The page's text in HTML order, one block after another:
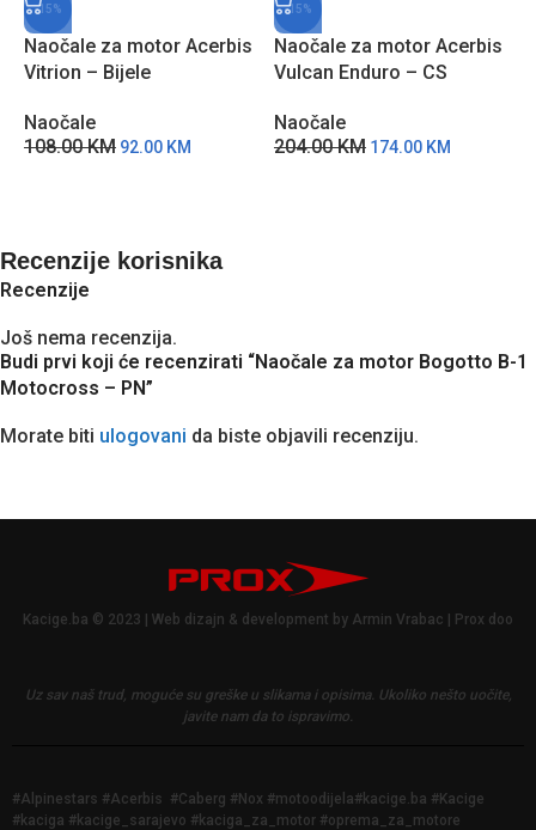
-15%
Naočale za motor Acerbis
Vitrion – Bijele
Naočale
108.00KM 92.00 KM
-15%
Naočale za motor Acerbis
Vulcan Enduro – CS
Naočale
204.00KM 174.00 KM
Recenzije korisnika
Recenzije
Još nema recenzija.
Budi prvi koji će recenzirati “Naočale za motor Bogotto B-1
Motocross – PN”
Morate biti ulogovani da biste objavili recenziju.
Kacige.ba © 2023 | Web dizajn & development by Armin Vrabac | Prox doo
Uz sav naš trud, moguće su greške u slikama i opisima. Ukoliko nešto uočite,
javite nam da to ispravimo.
#Alpinestars #Acerbis #Caberg #Nox #motoodijela#kacige.ba #Kacige
#kaciga #kacige_sarajevo #kaciga_za_motor #oprema_za_motore